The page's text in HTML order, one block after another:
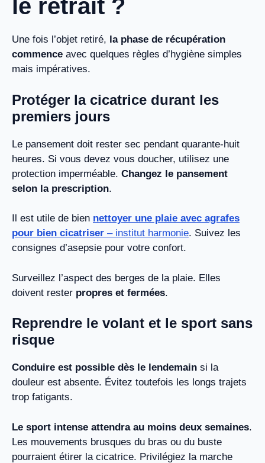
le retrait ?
Une fois l’objet retiré, la phase de récupération
commence avec quelques règles d’hygiène simples
mais impératives.
Protéger la cicatrice durant les
premiers jours
Le pansement doit rester sec pendant quarante-huit
heures. Si vous devez vous doucher, utilisez une
protection imperméable. Changez le pansement
selon la prescription.
Il est utile de bien nettoyer une plaie avec agrafes
pour bien cicatriser – institut harmonie. Suivez les
consignes d’asepsie pour votre confort.
Surveillez l’aspect des berges de la plaie. Elles
doivent rester propres et fermées.
Reprendre le volant et le sport sans
risque
Conduire est possible dès le lendemain si la
douleur est absente. Évitez toutefois les longs trajets
trop fatigants.
Le sport intense attendra au moins deux semaines.
Les mouvements brusques du bras ou du buste
pourraient étirer la cicatrice. Privilégiez la marche